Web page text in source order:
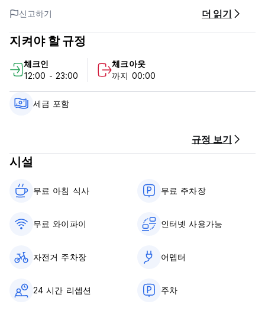
무료 주차.
주방에서 요리하는 것이 허용됩니다.
참고 사항:
는 경우 숙박 첫날 밤 요금이 청구됩니다.
b) 체크인 정책: 오후 14시부터 오후 23시까지. 일찍 체크인하고
싶으시면 저희에게 알려주세요.
c) 체크아웃 정책: 유연한 근무 시간.
신고하기 더 읽기
지켜야 할 규정
체크인
12:00 - 23:00
체크아웃
까지 00:00
세금 포함
규정 보기
시설
무료 아침 식사‎ 무료 주차장
무료 와이파이 인터넷 사용가능
자전거 주차장 어뎁터
24 시간 리셉션 주차